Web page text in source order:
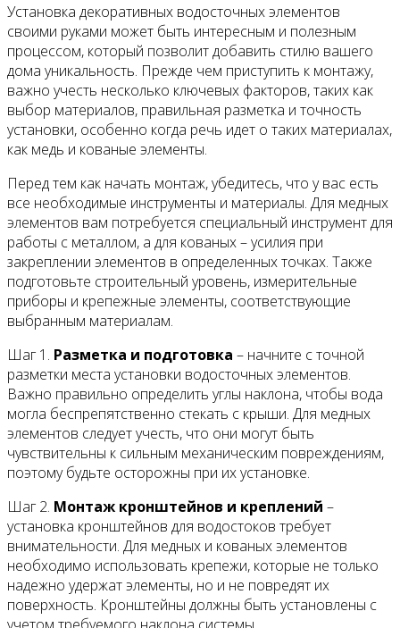
Установка декоративных водосточных элементов
своими руками может быть интересным и полезным
процессом, который позволит добавить стилю вашего
дома уникальность. Прежде чем приступить к монтажу,
важно учесть несколько ключевых факторов, таких как
выбор материалов, правильная разметка и точность
установки, особенно когда речь идет о таких материалах,
как медь и кованые элементы.
Перед тем как начать монтаж, убедитесь, что у вас есть
все необходимые инструменты и материалы. Для медных
элементов вам потребуется специальный инструмент для
работы с металлом, а для кованых – усилия при
закреплении элементов в определенных точках. Также
подготовьте строительный уровень, измерительные
приборы и крепежные элементы, соответствующие
выбранным материалам.
Шаг 1. Разметка и подготовка – начните с точной
разметки места установки водосточных элементов.
Важно правильно определить углы наклона, чтобы вода
могла беспрепятственно стекать с крыши. Для медных
элементов следует учесть, что они могут быть
чувствительны к сильным механическим повреждениям,
поэтому будьте осторожны при их установке.
Шаг 2. Монтаж кронштейнов и креплений –
установка кронштейнов для водостоков требует
внимательности. Для медных и кованых элементов
необходимо использовать крепежи, которые не только
надежно удержат элементы, но и не повредят их
поверхность. Кронштейны должны быть установлены с